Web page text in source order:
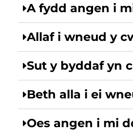
A fydd angen i
Allaf i wneud y
Sut y byddaf yn
Beth alla i ei
Oes angen i mi